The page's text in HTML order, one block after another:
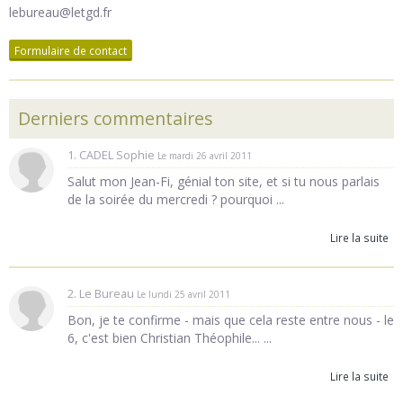
lebureau@letgd.fr
Formulaire de contact
Derniers commentaires
1. CADEL Sophie Le mardi 26 avril 2011
Salut mon Jean-Fi, génial ton site, et si tu nous parlais
de la soirée du mercredi ? pourquoi ...
Lire la suite
2. Le Bureau Le lundi 25 avril 2011
Bon, je te confirme - mais que cela reste entre nous - le
6, c'est bien Christian Théophile... ...
Lire la suite